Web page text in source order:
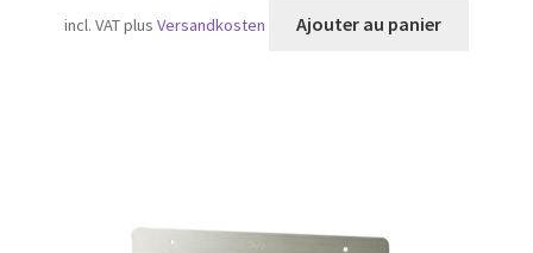
incl. VATplusVersandkosten Ajouter au panier